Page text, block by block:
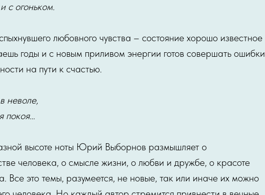
с огоньком.
любовного чувства – состояние хорошо известное
годы и с новым приливом энергии готов совершать ошибки
на пути к счастью.
неволе,
покоя…
высоте ноты Юрий Выборнов размышляет о
человека, о смысле жизни, о любви и дружбе, о красоте
это темы, разумеется, не новые, так или иначе их можно